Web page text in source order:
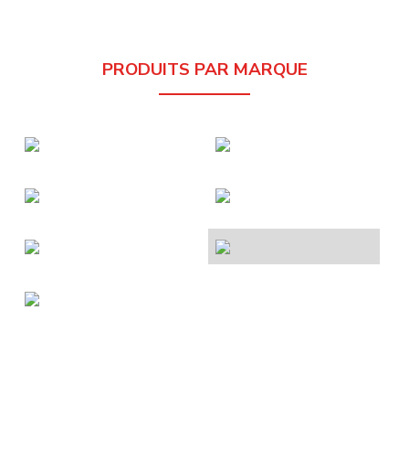
PRODUITS PAR MARQUE